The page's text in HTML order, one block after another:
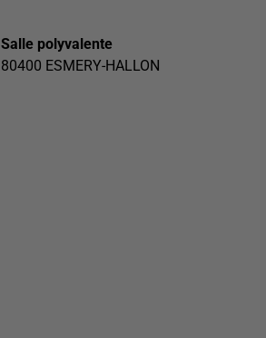
Salle polyvalente
80400 ESMERY-HALLON